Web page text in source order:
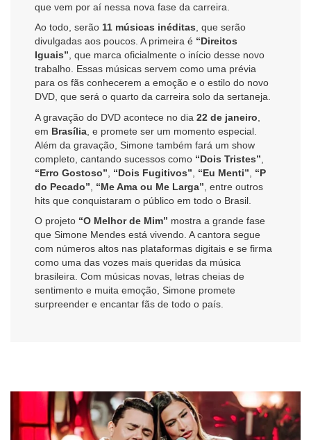
que vem por aí nessa nova fase da carreira.
Ao todo, serão 11 músicas inéditas , que serão
divulgadas aos poucos. A primeira é “Direitos
Iguais” , que marca oficialmente o início desse novo
trabalho. Essas músicas servem como uma prévia
para os fãs conhecerem a emoção e o estilo do novo
DVD, que será o quarto da carreira solo da sertaneja.
A gravação do DVD acontece no dia 22 de janeiro
em Brasília , e promete ser um momento especial.
Além da gravação, Simone também fará um show
completo, cantando sucessos como “Dois Tristes”
“Erro Gostoso”
“Dois Fugitivos” “Eu Menti”
“P
do Pecado”
“Me Ama ou Me Larga” , entre outros
hits que conquistaram o público em todo o Brasil.
O projeto “O Melhor de Mim” mostra a grande fase
que Simone Mendes está vivendo. A cantora segue
com números altos nas plataformas digitais e se firma
como uma das vozes mais queridas da música
brasileira. Com músicas novas, letras cheias de
sentimento e muita emoção, Simone promete
surpreender e encantar fãs de todo o país.